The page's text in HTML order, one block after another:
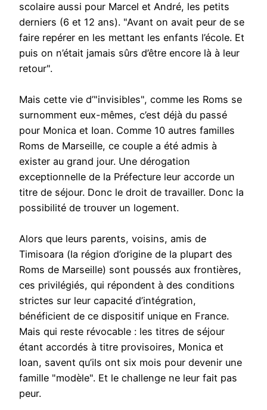
scolaire aussi pour Marcel et André, les petits
derniers (6 et 12 ans). "Avant on avait peur de se
faire repérer en les mettant les enfants l’école. Et
puis on n’était jamais sûrs d’être encore là à leur
retour".
Mais cette vie d’"invisibles", comme les Roms se
surnomment eux-mêmes, c’est déjà du passé
pour Monica et Ioan. Comme 10 autres familles
Roms de Marseille, ce couple a été admis à
exister au grand jour. Une dérogation
exceptionnelle de la Préfecture leur accorde un
titre de séjour. Donc le droit de travailler. Donc la
possibilité de trouver un logement.
Alors que leurs parents, voisins, amis de
Timisoara (la région d’origine de la plupart des
Roms de Marseille) sont poussés aux frontières,
ces privilégiés, qui répondent à des conditions
strictes sur leur capacité d’intégration,
bénéficient de ce dispositif unique en France.
Mais qui reste révocable : les titres de séjour
étant accordés à titre provisoires, Monica et
Ioan, savent qu’ils ont six mois pour devenir une
famille "modèle". Et le challenge ne leur fait pas
peur.